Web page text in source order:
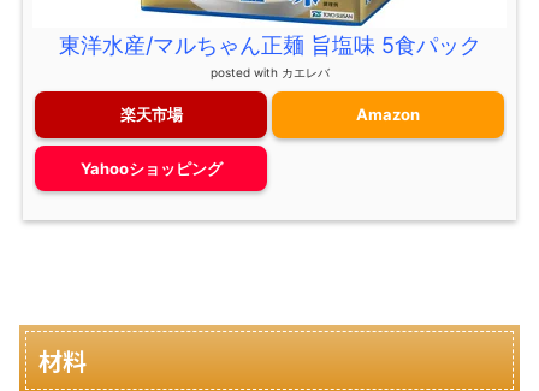
東洋水産/マルちゃん正麺 旨塩味 5食パック
posted with カエレバ
楽天市場 Amazon
Yahooショッピング
材料